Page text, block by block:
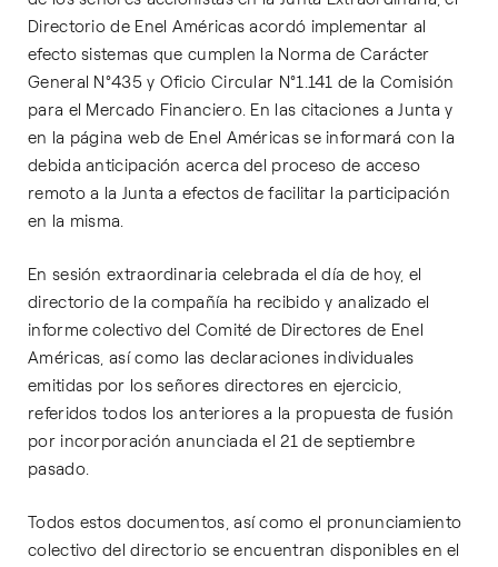
Directorio de Enel Américas acordó implementar al
efecto sistemas que cumplen la Norma de Carácter
General N°435 y Oficio Circular N°1.141 de la Comisión
para el Mercado Financiero. En las citaciones a Junta y
en la página web de Enel Américas se informará con la
debida anticipación acerca del proceso de acceso
remoto a la Junta a efectos de facilitar la participación
en la misma.
En sesión extraordinaria celebrada el día de hoy, el
directorio de la compañía ha recibido y analizado el
informe colectivo del Comité de Directores de Enel
Américas, así como las declaraciones individuales
emitidas por los señores directores en ejercicio,
referidos todos los anteriores a la propuesta de fusión
por incorporación anunciada el 21 de septiembre
pasado.
Todos estos documentos, así como el pronunciamiento
colectivo del directorio se encuentran disponibles en el